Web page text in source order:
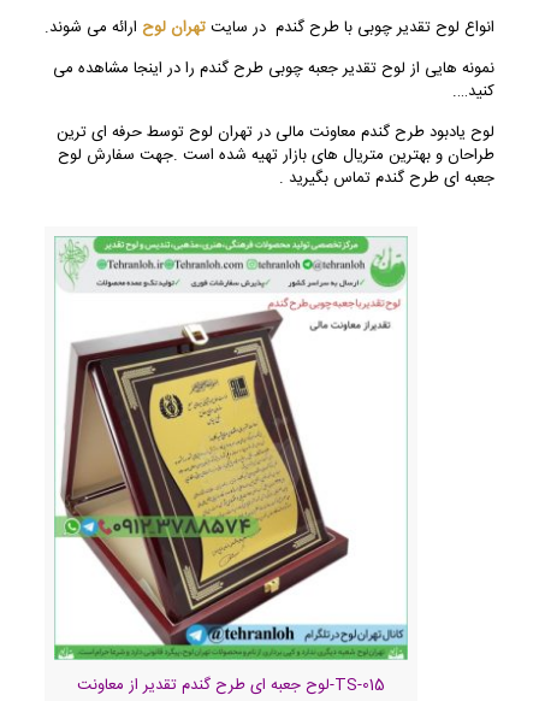
انواع لوح تقدیر چوبی با طرح گندم در سایتتهران لوحارائه می شوند.
نمونه هایی از لوح تقدیر جعبه چوبی طرح گندم را در اینجا مشاهده می
کنید….
لوح یادبود طرح گندم معاونت مالی در تهران لوح توسط حرفه ای ترین
طراحان و بهترین متریال های بازار تهیه شده است .جهت سفارش لوح
جعبه ای طرح گندم تماس بگیرید .
TS-015-لوح جعبه ای طرح گندم تقدیر از معاونت